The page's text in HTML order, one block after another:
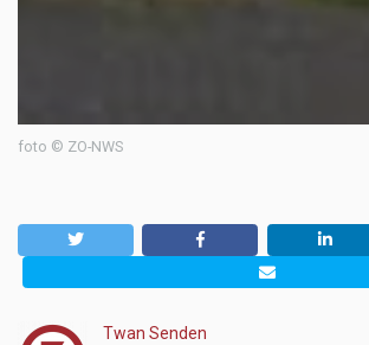
foto © ZO-NWS
Twan Senden